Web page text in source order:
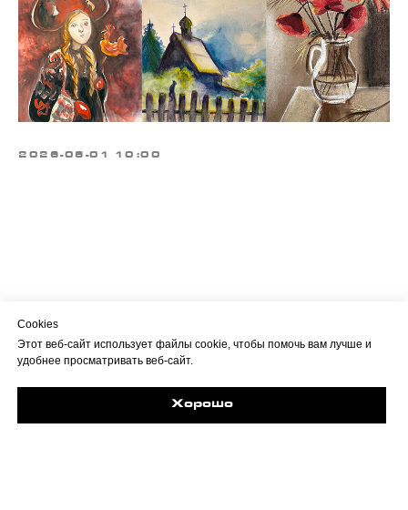
Задайте свой вопрос в Max
2026-06-01 10:00
Cookies
Этот веб-сайт использует файлы cookie, чтобы помочь вам лучше и
удобнее просматривать веб-сайт.
Хорошо